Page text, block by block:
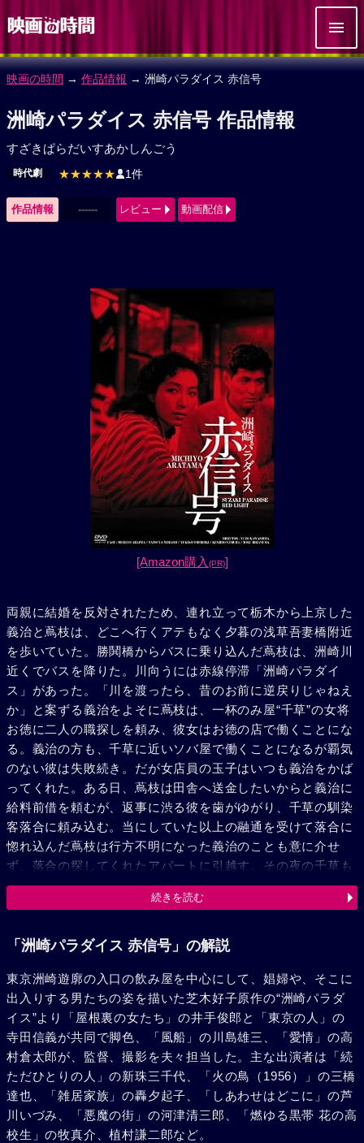
映画の時間 → 作品情報 → 洲崎パラダイス 赤信号
洲崎パラダイス 赤信号 作品情報
すざきぱらだいすあかしんごう
時代劇 ★★★★★ 1件
作品情報 ------ レビュー 動画配信
[Amazon購入 (PR)]
両親に結婚を反対されたため、連れ立って栃木から上京した
義治と蔦枝は、どこへ行くアテもなく夕暮の浅草吾妻橋附近
を歩いていた。勝鬨橋からバスに乗り込んだ蔦枝は、洲崎川
近くでバスを降りた。川向うには赤線停滞「洲崎パラダイ
ス」があった。「川を渡ったら、昔のお前に逆戻りじゃねえ
か」と案ずる義治をよそに蔦枝は、一杯のみ屋“千草”の女将
お徳に二人の職探しを頼み、彼女はお徳の店で働くことにな
る。義治の方も、千草に近いソバ屋で働くことになるが覇気
のない彼は失敗続き。だが女店員の玉子はいつも義治をかば
ってくれた。ある日、蔦枝は田舎へ送金したいからと義治に
給料前借を頼むが、返事に渋る彼を歯がゆがり、千草の馴染
客落合に頼み込む。当にしていた以上の融通を受けて落合に
惚れ込んだ蔦枝は行方不明になった義治のことも意に介せ
ず、落合の探してくれたアパートに引越す。その夜の千草も
客の出入りはひっきりなし。騙されて廓に連れ込まれた初江
に惹かれ、以前から彼女を救おうと努める純情青年信夫が、
と落合の一件を聞き再び表へ飛び出す。その時、ある女と駈
守を頼み揃って外出。落合を探し疲れた義治が千草に戻る
と、お徳から堅気な玉子と一緒になれと水を向けられ万更で
もない。或る夕刻、そろそろ落合にも飽きた蔦枝が義治に逢
おうと千草に来る。玉子のお蔭で堅気になろうとした義治
も、これを聞いてまた心迷う。やがて、洲崎神社の境内で伝
七が殺され、お徳は死体にすがって泣いた。翌朝、蔦枝と義
治は、ふたたび勝鬨橋にいた。今度は義治が蔦枝の手を引い
てバスに乗り込むのだった。
続きを読む
「洲崎パラダイス 赤信号」の解説
東京洲崎遊廓の入口の飲み屋を中心にして、娼婦や、そこに
出入りする男たちの姿を描いた芝木好子原作の“洲崎パラダ
イス”より「屋根裏の女たち」の井手俊郎と「東京の人」の
寺田信義が共同で脚色、「風船」の川島雄三、「愛情」の高
村倉太郎が、監督、撮影を夫々担当した。主な出演者は「続
ただひとりの人」の新珠三千代、「火の鳥（1956）」の三橋
達也、「雑居家族」の轟夕起子、「しあわせはどこに」の芦
川いづみ、「悪魔の街」の河津清三郎、「燃ゆる黒帯 花の高
校生」の牧真介、植村謙二郎など。